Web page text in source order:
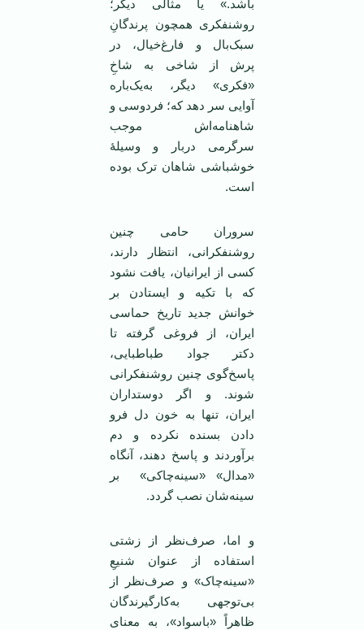
باشد.» یا مثالی دیگر؛
روشنفکری همچون پرندگانِ
سبک‌بال و فارغ‌خیال، در
پرش از شاخی به شاخِ
«فکری» دیگر، به‌یک‌باره
آوایی سر دهد که؛ فردوسی و
شاهنامه‌اش موجب
سرگرمی دربار و وسیلۀ
خوشباشی شاهان ترک بوده
است.
سروران حامی چنین
روشنفکرانی، انتظار دارند،
کسی از ایرانیان، یافت نشود
که با تکیه و ایستادن بر
خوانش جدید تاریخ حماسی
ایران، از فروغی گرفته تا
دکتر جواد طباطبایی،
پاسخ‌گوی چنین روشنفکرانی
شوند. و اگر دوستداران
ایران، تنها به خون دل فرو
دادن بسنده نکرده و دم
برآوردند و پاسخ دهند، آنگاه
«مدال» «سینه‌چاکی» بر
سینه‌شان نصب گردد.
و اما، صرف‌نظر از زشتی
استفاده از عنوان شنیعِ
«سینه‌چاک» و صرف‌نظر از
بی‌توجهی به‌کارگیرندگان
ظاهراً «باسواد»، به معنای